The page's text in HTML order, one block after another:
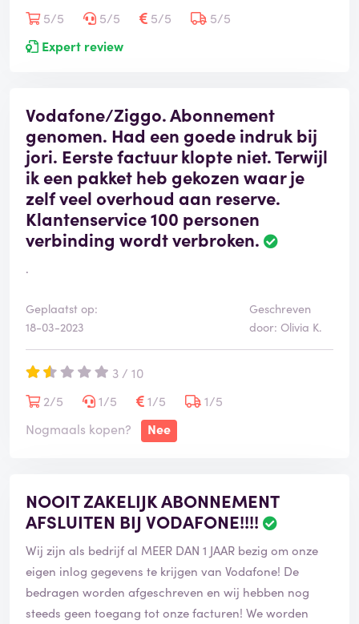
5/5
5/5 5/5
5/5
Expert review
Vodafone/Ziggo. Abonnement
genomen. Had een goede indruk bij
jori. Eerste factuur klopte niet. Terwijl
ik een pakket heb gekozen waar je
zelf veel overhoud aan reserve.
Klantenservice 100 personen
verbinding wordt verbroken.
.
Geplaatst op:
18-03-2023
Geschreven
door: Olivia K.
3 / 10
2/5
1/5 1/5
1/5
Nogmaals kopen?
Nee
NOOIT ZAKELIJK ABONNEMENT
AFSLUITEN BIJ VODAFONE!!!!
Wij zijn als bedrijf al MEER DAN 1 JAAR bezig om onze
eigen inlog gegevens te krijgen van Vodafone! De
bedragen worden afgeschreven en wij hebben nog
steeds geen toegang tot onze facturen! We worden